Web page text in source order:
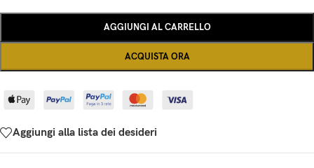
AGGIUNGI AL CARRELLO
ACQUISTA ORA
Aggiungi alla lista dei desideri